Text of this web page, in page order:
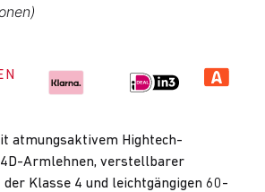
atmungsaktivem Hightech-
Armlehnen, verstellbarer
Klasse 4 und leichtgängigen 60-